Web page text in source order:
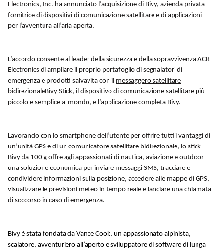
Electronics, Inc. ha annunciato l’acquisizione di Bivy, azienda privata
fornitrice di dispositivi di comunicazione satellitare e di applicazioni
per l’avventura all’aria aperta.
L’accordo consente al leader della sicurezza e della sopravvivenza ACR
Electronics di ampliare il proprio portafoglio di segnalatori di
emergenza e prodotti salvavita con il messaggero satellitare
bidirezionaleBivy Stick, il dispositivo di comunicazione satellitare più
piccolo e semplice al mondo, e l’applicazione completa Bivy.
Lavorando con lo smartphone dell’utente per offrire tutti i vantaggi di
un’unità GPS e di un comunicatore satellitare bidirezionale, lo stick
Bivy da 100 g offre agli appassionati di nautica, aviazione e outdoor
una soluzione economica per inviare messaggi SMS, tracciare e
condividere informazioni sulla posizione, accedere alle mappe di GPS,
visualizzare le previsioni meteo in tempo reale e lanciare una chiamata
di soccorso in caso di emergenza.
Bivy è stata fondata da Vance Cook, un appassionato alpinista,
scalatore, avventuriero all’aperto e sviluppatore di software di lunga